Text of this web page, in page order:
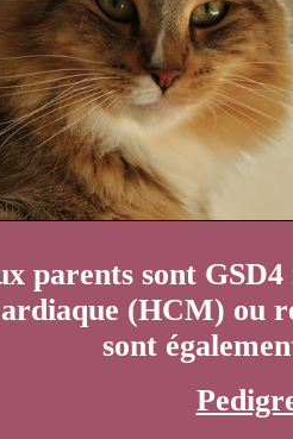
parents sont
(HCM) ou
sont